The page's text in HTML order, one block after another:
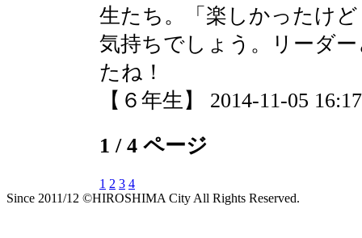
生たち。「楽しかったけ
気持ちでしょう。リーダ
たね！
【６年生】 2014-11-05
1 / 4 ページ
1 2 3 4
Since 2011/12 ©HIROSHIMA City All Rights Reserved.